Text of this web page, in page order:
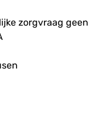
zorgvraag